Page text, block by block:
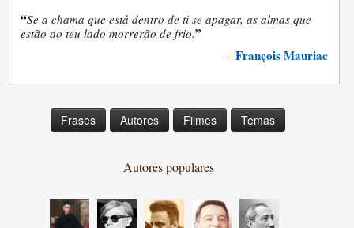
“Se a chama que está dentro de ti se apagar, as almas que
estão ao teu lado morrerão de frio.”
—François Mauriac
Frases Autores Filmes Temas
Autores populares